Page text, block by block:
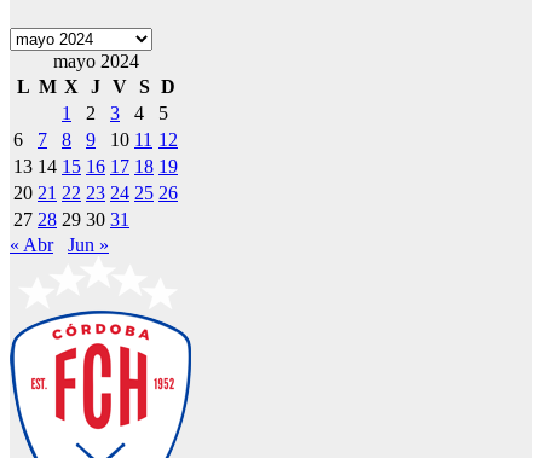
Archivos
mayo 2024
L M X J V S D
1
2 3 4
5
6
7 8 9 10 11 12
13 14 15 16 17 18 19
20 21 22 23 24 25 26
27 28 29 30 31
« Abr
Jun »